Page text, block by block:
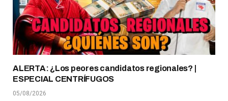
ALERTA: ¿Los peores candidatos regionales? |
ESPECIAL CENTRÍFUGOS
05/08/2026